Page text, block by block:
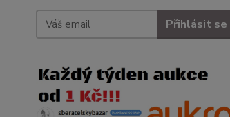
Přihlásit se